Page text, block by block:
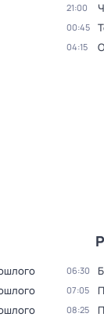
21:00
00:45
04:15
06:30
07:05
08:25